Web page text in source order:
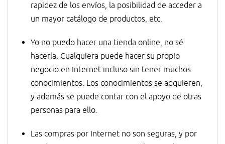
rapidez de los envíos, la posibilidad de acceder a
un mayor catálogo de productos, etc.
Yo no puedo hacer una tienda online, no sé
hacerla. Cualquiera puede hacer su propio
negocio en Internet incluso sin tener muchos
conocimientos. Los conocimientos se adquieren,
y además se puede contar con el apoyo de otras
personas para ello.
Las compras por Internet no son seguras, y por